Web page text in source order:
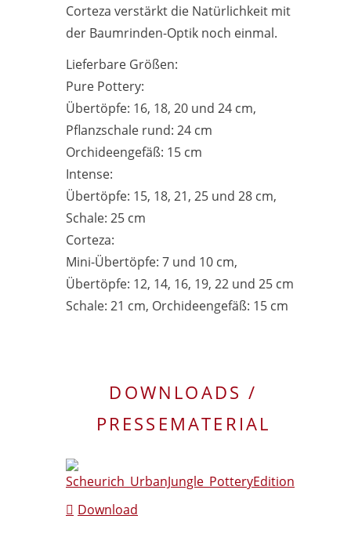
Corteza verstärkt die Natürlichkeit mit
der Baumrinden-Optik noch einmal.
Lieferbare Größen:
Pure Pottery:
Übertöpfe: 16, 18, 20 und 24 cm,
Pflanzschale rund: 24 cm
Orchideengefäß: 15 cm
Intense:
Übertöpfe: 15, 18, 21, 25 und 28 cm,
Schale: 25 cm
Corteza:
Mini-Übertöpfe: 7 und 10 cm,
Übertöpfe: 12, 14, 16, 19, 22 und 25 cm
Schale: 21 cm, Orchideengefäß: 15 cm
DOWNLOADS /
PRESSEMATERIAL
Download